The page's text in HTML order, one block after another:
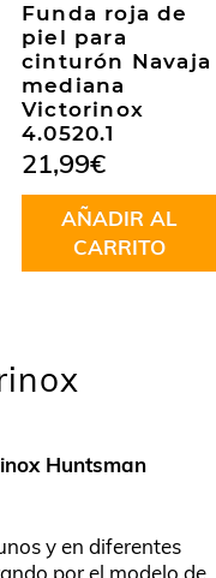
Funda roja de
piel para
cinturón Navaja
mediana
Victorinox
4.0520.1
21,99€
AÑADIR AL
CARRITO
Huntsman
y en diferentes